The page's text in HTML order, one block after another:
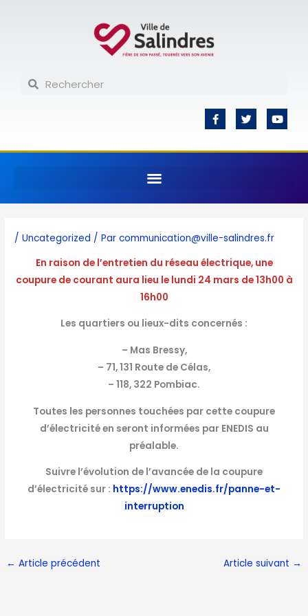
Rechercher
Rechercher
F
a
c
b
f
T
w
i
t
Y
o
u
u
/Uncategorized / Parcommunication@ville-salindres.fr
En raison de l’entretien du réseau électrique, une
coupure de courant aura lieu le lundi 24 mars de 13h00 à
16h00
Les quartiers ou lieux-dits concernés :
– Mas Bressy,
– 71, 131 Route de Célas,
– 118, 322 Pombiac.
Toutes les personnes touchées par cette coupure
d’électricité en seront informées par ENEDIS au
préalable.
Suivre l’évolution de l’avancée de la coupure
d’électricité sur : https://www.enedis.fr/panne-et-
interruption
← Article précédent Article suivant →